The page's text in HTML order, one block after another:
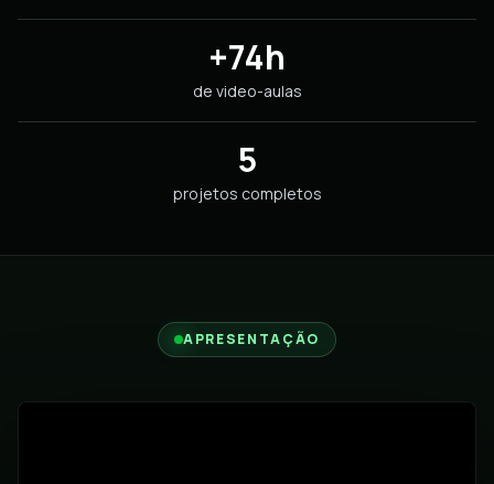
+74h
de video-aulas
5
projetos completos
APRESENTAÇÃO